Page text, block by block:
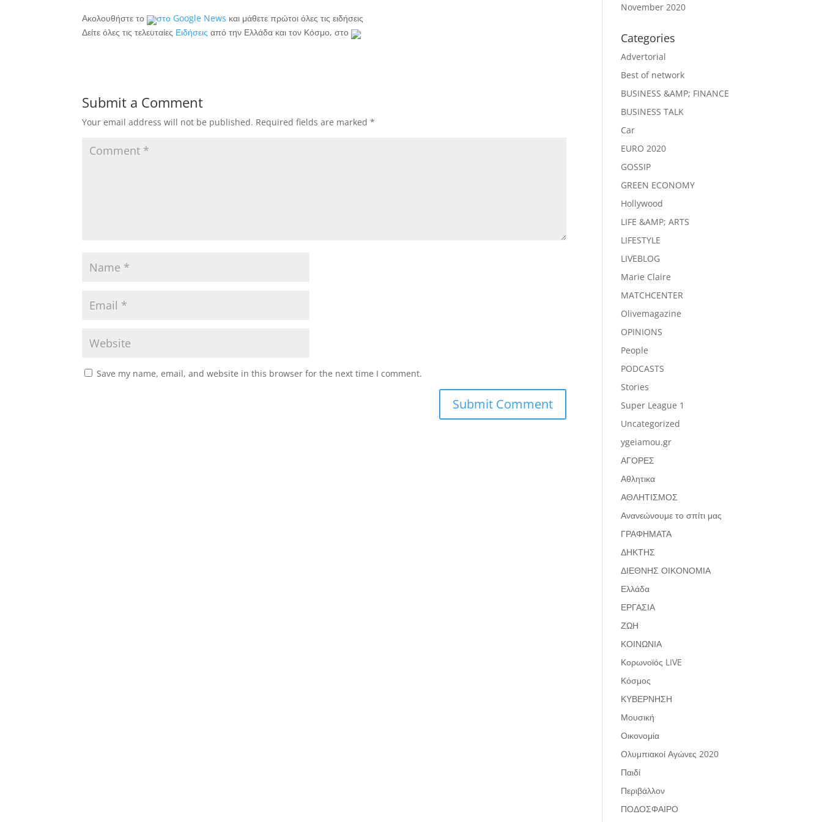
Ακολουθήστε το
στο Google News και μάθετε πρώτοι όλες τις ειδήσεις
Δείτε όλες τις τελευταίες Ειδήσεις από την Ελλάδα και τον Κόσμο, στο
Submit a Comment
Your email address will not be published. Required fields are marked*
Save my name, email, and website in this browser for the next time I comment.
November 2020
Categories
Advertorial
Best of network
BUSINESS &AMP; FINANCE
BUSINESS TALK
Car
EURO 2020
GOSSIP
GREEN ECONOMY
Hollywood
LIFE &AMP; ARTS
LIFESTYLE
LIVEBLOG
Marie Claire
MATCHCENTER
Olivemagazine
OPINIONS
People
PODCASTS
Stories
Super League 1
Uncategorized
ygeiamou.gr
ΑΓΟΡΕΣ
Αθλητικα
ΑΘΛΗΤΙΣΜΟΣ
Ανανεώνουμε το σπίτι μας
ΓΡΑΦΗΜΑΤΑ
ΔΗΚΤΗΣ
ΔΙΕΘΝΗΣ ΟΙΚΟΝΟΜΙΑ
Ελλάδα
ΕΡΓΑΣΙΑ
ΖΩΗ
ΚΟΙΝΩΝΙΑ
Κορωνοϊός LIVE
Κόσμος
ΚΥΒΕΡΝΗΣΗ
Μουσική
Οικονομία
Ολυμπιακοί Αγώνες 2020
Παιδί
Περιβάλλον
ΠΟΔΟΣΦΑΙΡΟ